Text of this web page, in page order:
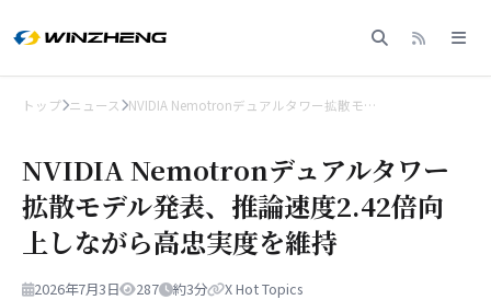
トップ ニュース NVIDIA Nemotronデュアルタワー拡散モ…
NVIDIA Nemotronデュアルタワー
拡散モデル発表、推論速度2.42倍向
上しながら高忠実度を維持
2026年7月3日 287 約3分 X Hot Topics